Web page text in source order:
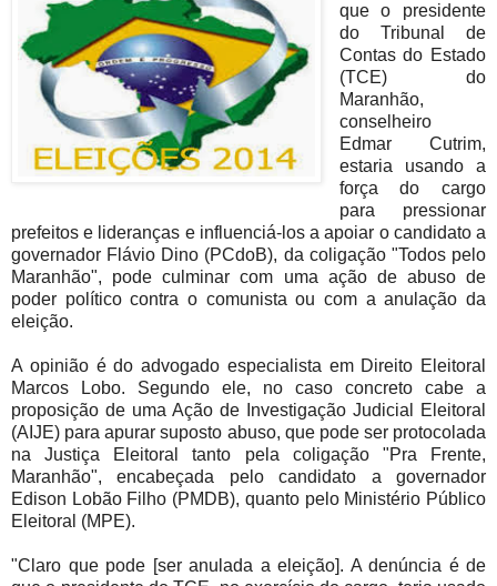
que o presidente
do Tribunal de
Contas do Estado
(TCE) do
Maranhão,
conselheiro
Edmar Cutrim,
estaria usando a
força do cargo
para pressionar
prefeitos e lideranças e influenciá-los a apoiar o candidato a
governador Flávio Dino (PCdoB), da coligação "Todos pelo
Maranhão", pode culminar com uma ação de abuso de
poder político contra o comunista ou com a anulação da
eleição.
A opinião é do advogado especialista em Direito Eleitoral
Marcos Lobo. Segundo ele, no caso concreto cabe a
proposição de uma Ação de Investigação Judicial Eleitoral
(AIJE) para apurar suposto abuso, que pode ser protocolada
na Justiça Eleitoral tanto pela coligação "Pra Frente,
Maranhão", encabeçada pelo candidato a governador
Edison Lobão Filho (PMDB), quanto pelo Ministério Público
Eleitoral (MPE).
"Claro que pode [ser anulada a eleição]. A denúncia é de